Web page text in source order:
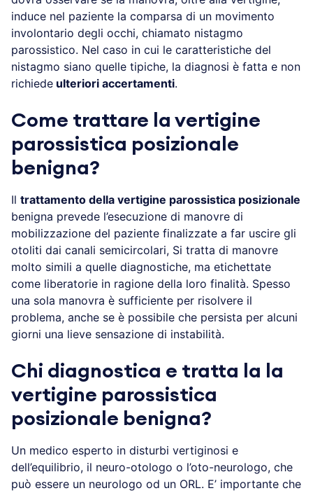
induce nel paziente la comparsa di un movimento
involontario degli occhi, chiamato nistagmo
parossistico. Nel caso in cui le caratteristiche del
nistagmo siano quelle tipiche, la diagnosi è fatta e non
richiede ulteriori accertamenti.
Come trattare la vertigine
parossistica posizionale
benigna?
Il trattamento della vertigine parossistica posizionale
benigna prevede l’esecuzione di manovre di
mobilizzazione del paziente finalizzate a far uscire gli
otoliti dai canali semicircolari, Si tratta di manovre
molto simili a quelle diagnostiche, ma etichettate
come liberatorie in ragione della loro finalità. Spesso
una sola manovra è sufficiente per risolvere il
problema, anche se è possibile che persista per alcuni
giorni una lieve sensazione di instabilità.
Chi diagnostica e tratta la la
vertigine parossistica
posizionale benigna?
Un medico esperto in disturbi vertiginosi e
dell’equilibrio, il neuro-otologo o l’oto-neurologo, che
può essere un neurologo od un ORL. E’ importante che